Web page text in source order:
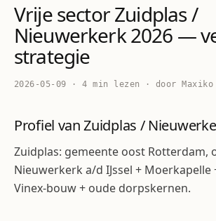
Vrije sector Zuidplas /
Nieuwerkerk 2026 —
strategie
2026-05-09 · 4 min lezen · door Maxiko
Profiel van Zuidplas /
Zuidplas: gemeente oost Rotterdam,
Nieuwerkerk a/d IJssel + Moerkapelle
Vinex-bouw + oude dorpskernen.